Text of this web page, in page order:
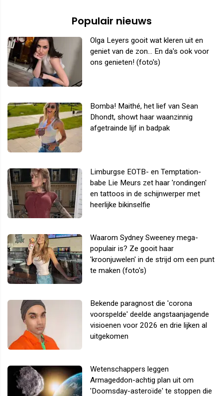
Populair nieuws
Olga Leyers gooit wat kleren uit en
geniet van de zon... En da's ook voor
ons genieten! (foto's)
Bomba! Maithé, het lief van Sean
Dhondt, showt haar waanzinnig
afgetrainde lijf in badpak
Limburgse EOTB- en Temptation-
babe Lie Meurs zet haar 'rondingen'
en tattoos in de schijnwerper met
heerlijke bikinselfie
Waarom Sydney Sweeney mega-
populair is? Ze gooit haar
'kroonjuwelen' in de strijd om een punt
te maken (foto's)
Bekende paragnost die 'corona
voorspelde' deelde angstaanjagende
visioenen voor 2026 en drie lijken al
uitgekomen
Wetenschappers leggen
Armageddon-achtig plan uit om
'Doomsday-asteroïde' te stoppen die